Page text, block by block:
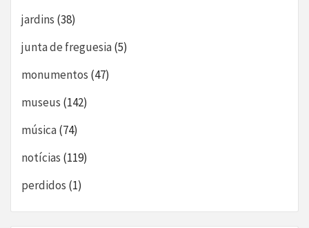
jardins (38)
junta de freguesia(5)
monumentos (47)
museus (142)
música(74)
notícias (119)
perdidos (1)